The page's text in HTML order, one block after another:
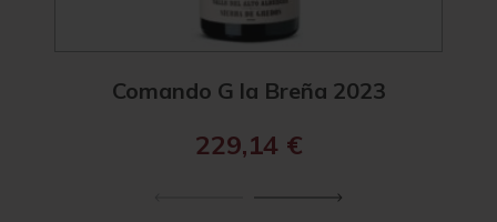
Comando G la Breña 2023
229,14 €